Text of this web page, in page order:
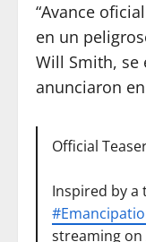
“Avance
en un
Will Smith, se
anunciaron
Official
Inspired by a
streaming on